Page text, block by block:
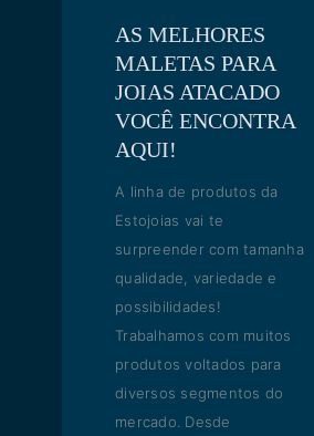
AS MELHORES
MALETAS PARA
JOIAS ATACADO
VOCÊ ENCONTRA
AQUI!
A linha de produtos da
Estojoias vai te
surpreender com tamanha
qualidade, variedade e
possibilidades!
Trabalhamos com muitos
produtos voltados para
diversos segmentos do
mercado. Desde